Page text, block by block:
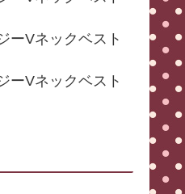
ーVネックベスト
ーVネックベスト